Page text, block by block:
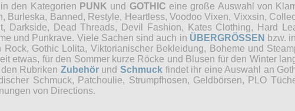
den Kategorien PUNK und GOTHIC eine große Auswahl von
Burleska, Banned, Restyle, Heartless, Voodoo Vixen, Vixxsin,
Darkside, Dead Threads, Devil Fashion, Kates Clothing, Hard
und Punkrave. Viele Sachen sind auch in ÜBERGRÖSSEN bzw. in
Rock, Gothic Lolita, Viktorianischer Bekleidung, Boheme und
etwas, für den Sommer kurze Röcke und Blusen für den Winter
Rubriken ZubehörundSchmuck findet ihr eine Auswahl an
Schmuck, Patchoulie, Strumpfhosen, Geldbörsen, PLO
von Directions.